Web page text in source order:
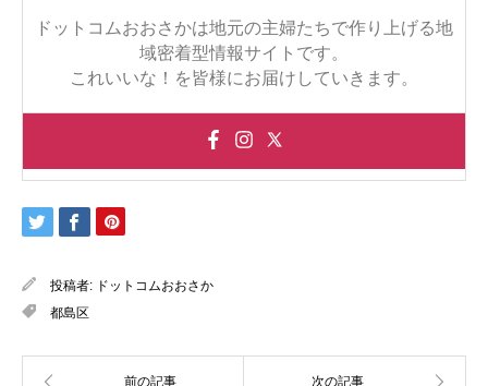
ドットコムおおさかは地元の主婦たちで作り上げる地
域密着型情報サイトです。
これいいな！を皆様にお届けしていきます。
投稿者: ドットコムおおさか
都島区